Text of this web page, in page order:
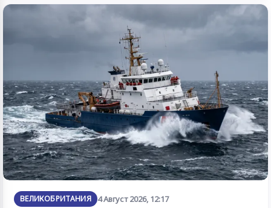
ВЕЛИКОБРИТАНИЯ 4 Август 2026, 12:17